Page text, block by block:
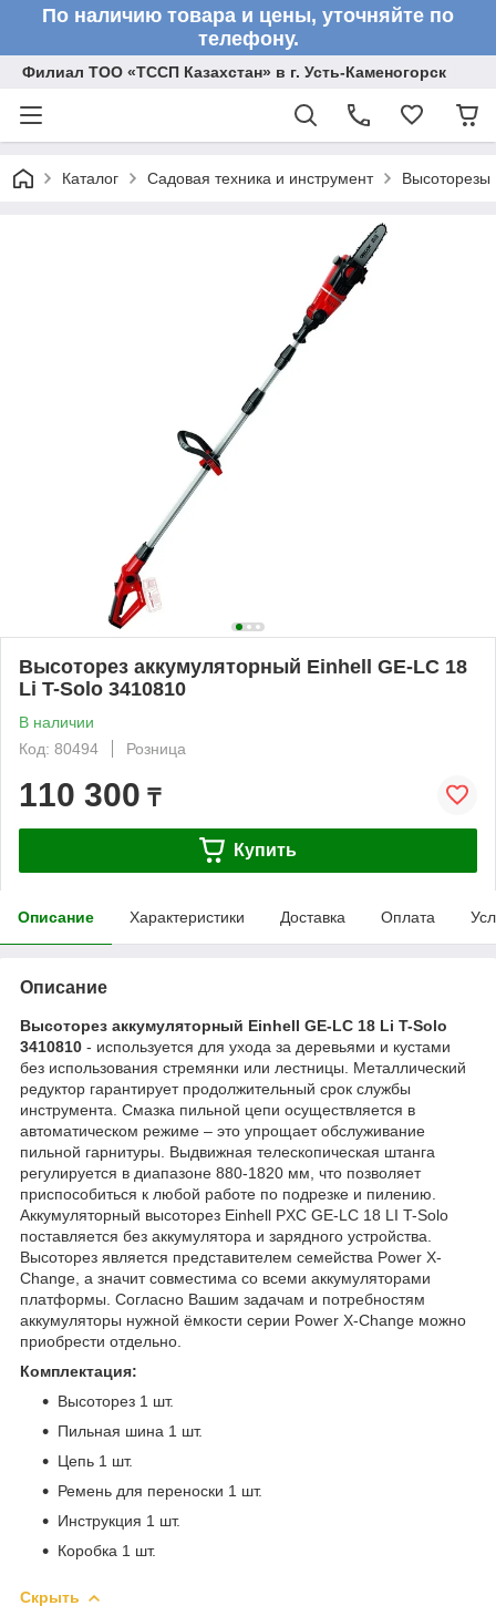
По наличию товара и цены, уточняйте по
телефону.
Филиал ТОО «ТССП Казахстан» в г. Усть-Каменогорск
Каталог Садовая техника и инструмент Высоторезы
Высоторез аккумуляторный Einhell GE-LC 18
Li T-Solo 3410810
В наличии
Код: 80494
Розница
110 300 ₸
Купить
Описание Характеристики Доставка Оплата
Описание
Высоторез аккумуляторный Einhell GE-LC 18 Li T-Solo
3410810 - используется для ухода за деревьями и кустами
без использования стремянки или лестницы. Металлический
редуктор гарантирует продолжительный срок службы
инструмента. Смазка пильной цепи осуществляется в
автоматическом режиме – это упрощает обслуживание
пильной гарнитуры. Выдвижная телескопическая штанга
регулируется в диапазоне 880-1820 мм, что позволяет
приспособиться к любой работе по подрезке и пилению.
Аккумуляторный высоторез Einhell PXC GE-LC 18 LI T-Solo
поставляется без аккумулятора и зарядного устройства.
Высоторез является представителем семейства Power X-
Change, а значит совместима со всеми аккумуляторами
платформы. Согласно Вашим задачам и потребностям
аккумуляторы нужной ёмкости серии Power X-Change можно
приобрести отдельно.
Комплектация:
Высоторез 1 шт.
Пильная шина 1 шт.
Цепь 1 шт.
Ремень для переноски 1 шт.
Инструкция 1 шт.
Коробка 1 шт.
Скрыть